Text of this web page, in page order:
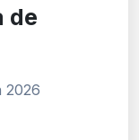
de
2026